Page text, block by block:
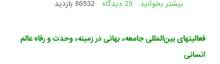
بیشتر بخوانید درباره
هموطنان
عزیز
25 دیدگاه 86532 بازدید
فعالیتهای بین‌المللی جامعهء بهائی در زمینهء وحدت و رفاه عالم
انسانی